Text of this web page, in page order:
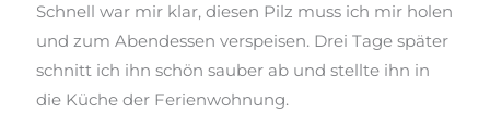
Schnell war mir klar, diesen Pilz muss ich mir holen
und zum Abendessen verspeisen. Drei Tage später
schnitt ich ihn schön sauber ab und stellte ihn in
die Küche der Ferienwohnung.